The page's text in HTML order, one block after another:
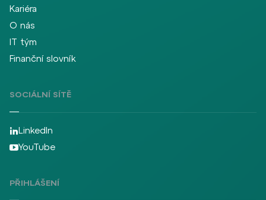
Kariéra
O nás
IT tým
Finanční slovník
SOCIÁLNÍ SÍTĚ
LinkedIn
YouTube
PŘIHLÁŠENÍ